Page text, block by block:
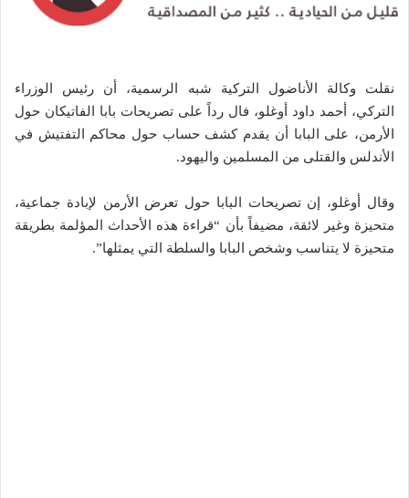
نقلت وكالة الأناضول التركية شبه الرسمية، أن رئيس الوزراء
التركي، أحمد داود أوغلو، فال رداً على تصريحات بابا الفاتيكان حول
الأرمن، على البابا أن يقدم كشف حساب حول محاكم التفتيش في
الأندلس والقتلى من المسلمين واليهود.
وقال أوغلو، إن تصريحات البابا حول تعرض الأرمن لإبادة جماعية،
متحيزة وغير لائقة، مضيفاً بأن “قراءة هذه الأحداث المؤلمة بطريقة
متحيزة لا يتناسب وشخص البابا والسلطة التي يمثلها”.